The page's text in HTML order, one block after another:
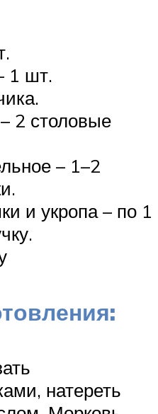
1 шт.
2 столовые
– 1–2
и укропа – по 1
натереть